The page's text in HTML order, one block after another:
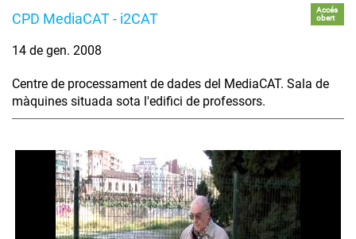
CPD MediaCAT - i2CAT
Accés
obert
14 de gen. 2008
Centre de processament de dades del MediaCAT. Sala de
màquines situada sota l'edifici de professors.